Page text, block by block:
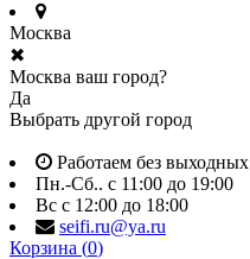
Москва
✖
Москва ваш город?
Да
Выбрать другой город
Работаем без выходных
Пн.-Сб.. с 11:00 до 19:00
Вс с 12:00 до 18:00
seifi.ru@ya.ru
Корзина (0)